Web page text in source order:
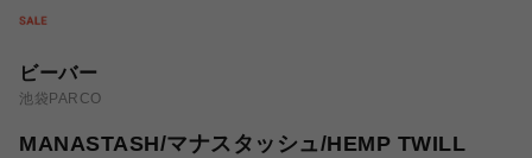
ビーバー
池袋PARCO
MANASTASH/マナスタッシュ/HEMP TWILL